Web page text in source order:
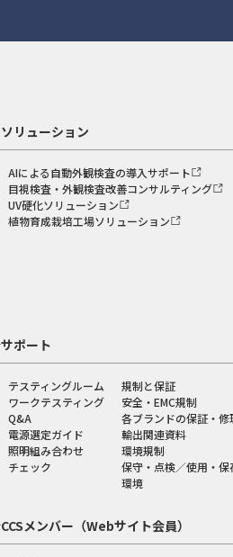
ソリューション
AIによる自動外観検査の導入サポート
目視検査・外観検査改善コンサルティング
UV硬化ソリューション
植物育成栽培工場ソリューション
サポート
テスティングルーム
ワークテスティング
Q&A
電源選定ガイド
照明組み合わせ
チェック
規制と保証
安全・EMC規制
各ブランドの保証・修
輸出関連資料
環境規制
保守・点検／使用・保
環境
CCSメンバー（Webサイト会員）